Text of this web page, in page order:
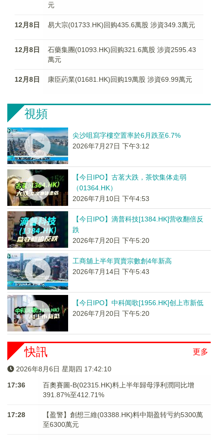
元
12月8日 易大宗(01733.HK)回购435.6萬股 涉資349.3萬元
12月8日
石藥集團(01093.HK)回购321.6萬股 涉資2595.43
萬元
12月8日 康臣葯業(01681.HK)回购19萬股 涉資69.99萬元
視頻
尖沙咀寫字樓空置率於6月跌至6.7%
2026年7月27日 下午3:12
【今日IPO】古茗大跌，茶饮集体走弱
（01364.HK）
2026年7月10日 下午4:53
【今日IPO】滴普科技[1384.HK]营收翻倍反
跌
2026年7月20日 下午5:20
工商舖上半年買賣宗數創4年新高
2026年7月14日 下午5:43
【今日IPO】中科闻歌[1956.HK]创上市新低
2026年7月20日 下午5:20
更多
快訊
2026年8月6日 星期四 17:42:10
17:36
百奧賽圖-B(02315.HK)料上半年歸母淨利潤同比增
391.87%至412.71%
17:28
【盈警】創想三維(03388.HK)料中期盈转亏約5300萬
至6300萬元